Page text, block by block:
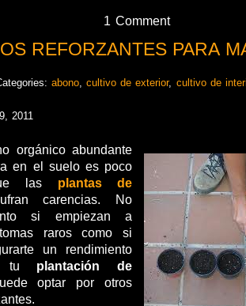
1 Comment
REFORZANTES PARA
abono,cultivo de exterior, cultivo de
2011
orgánico abundante
en el suelo es poco
las plantas de
carencias. No
si empiezan a
raros como si
un rendimiento
tu plantación de
optar por otros